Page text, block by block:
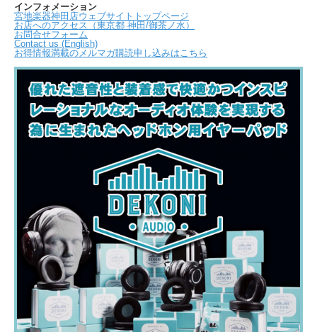
インフォメーション
宮地楽器神田店ウェブサイトトップページ
お店へのアクセス（東京都 神田/御茶ノ水）
お問合せフォーム
Contact us (English)
お得情報満載のメルマガ購読申し込みはこちら